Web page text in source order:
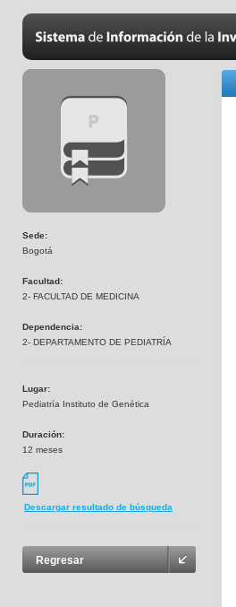
Sede:
Bogotá
Facultad:
2- FACULTAD DE MEDICINA
Dependencia:
2- DEPARTAMENTO DE PEDIATRÍA
Lugar:
Pediatría Instituto de Genética
Duración:
12 meses
Descargar resultado de búsqueda
Regresar